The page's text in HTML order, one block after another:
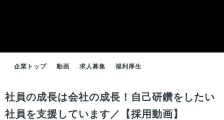
企業トップ 動画 求人募集 福利厚生
社員の成長は会社の成長！自己研鑽をしたい
社員を支援しています／【採用動画】